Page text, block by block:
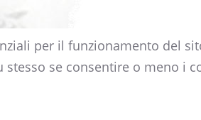
per il funzionamento del
se consentire o meno i